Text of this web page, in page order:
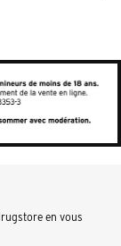
en vous